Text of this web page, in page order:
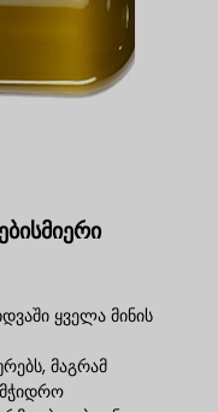
ყველა მინის
მაგრამ